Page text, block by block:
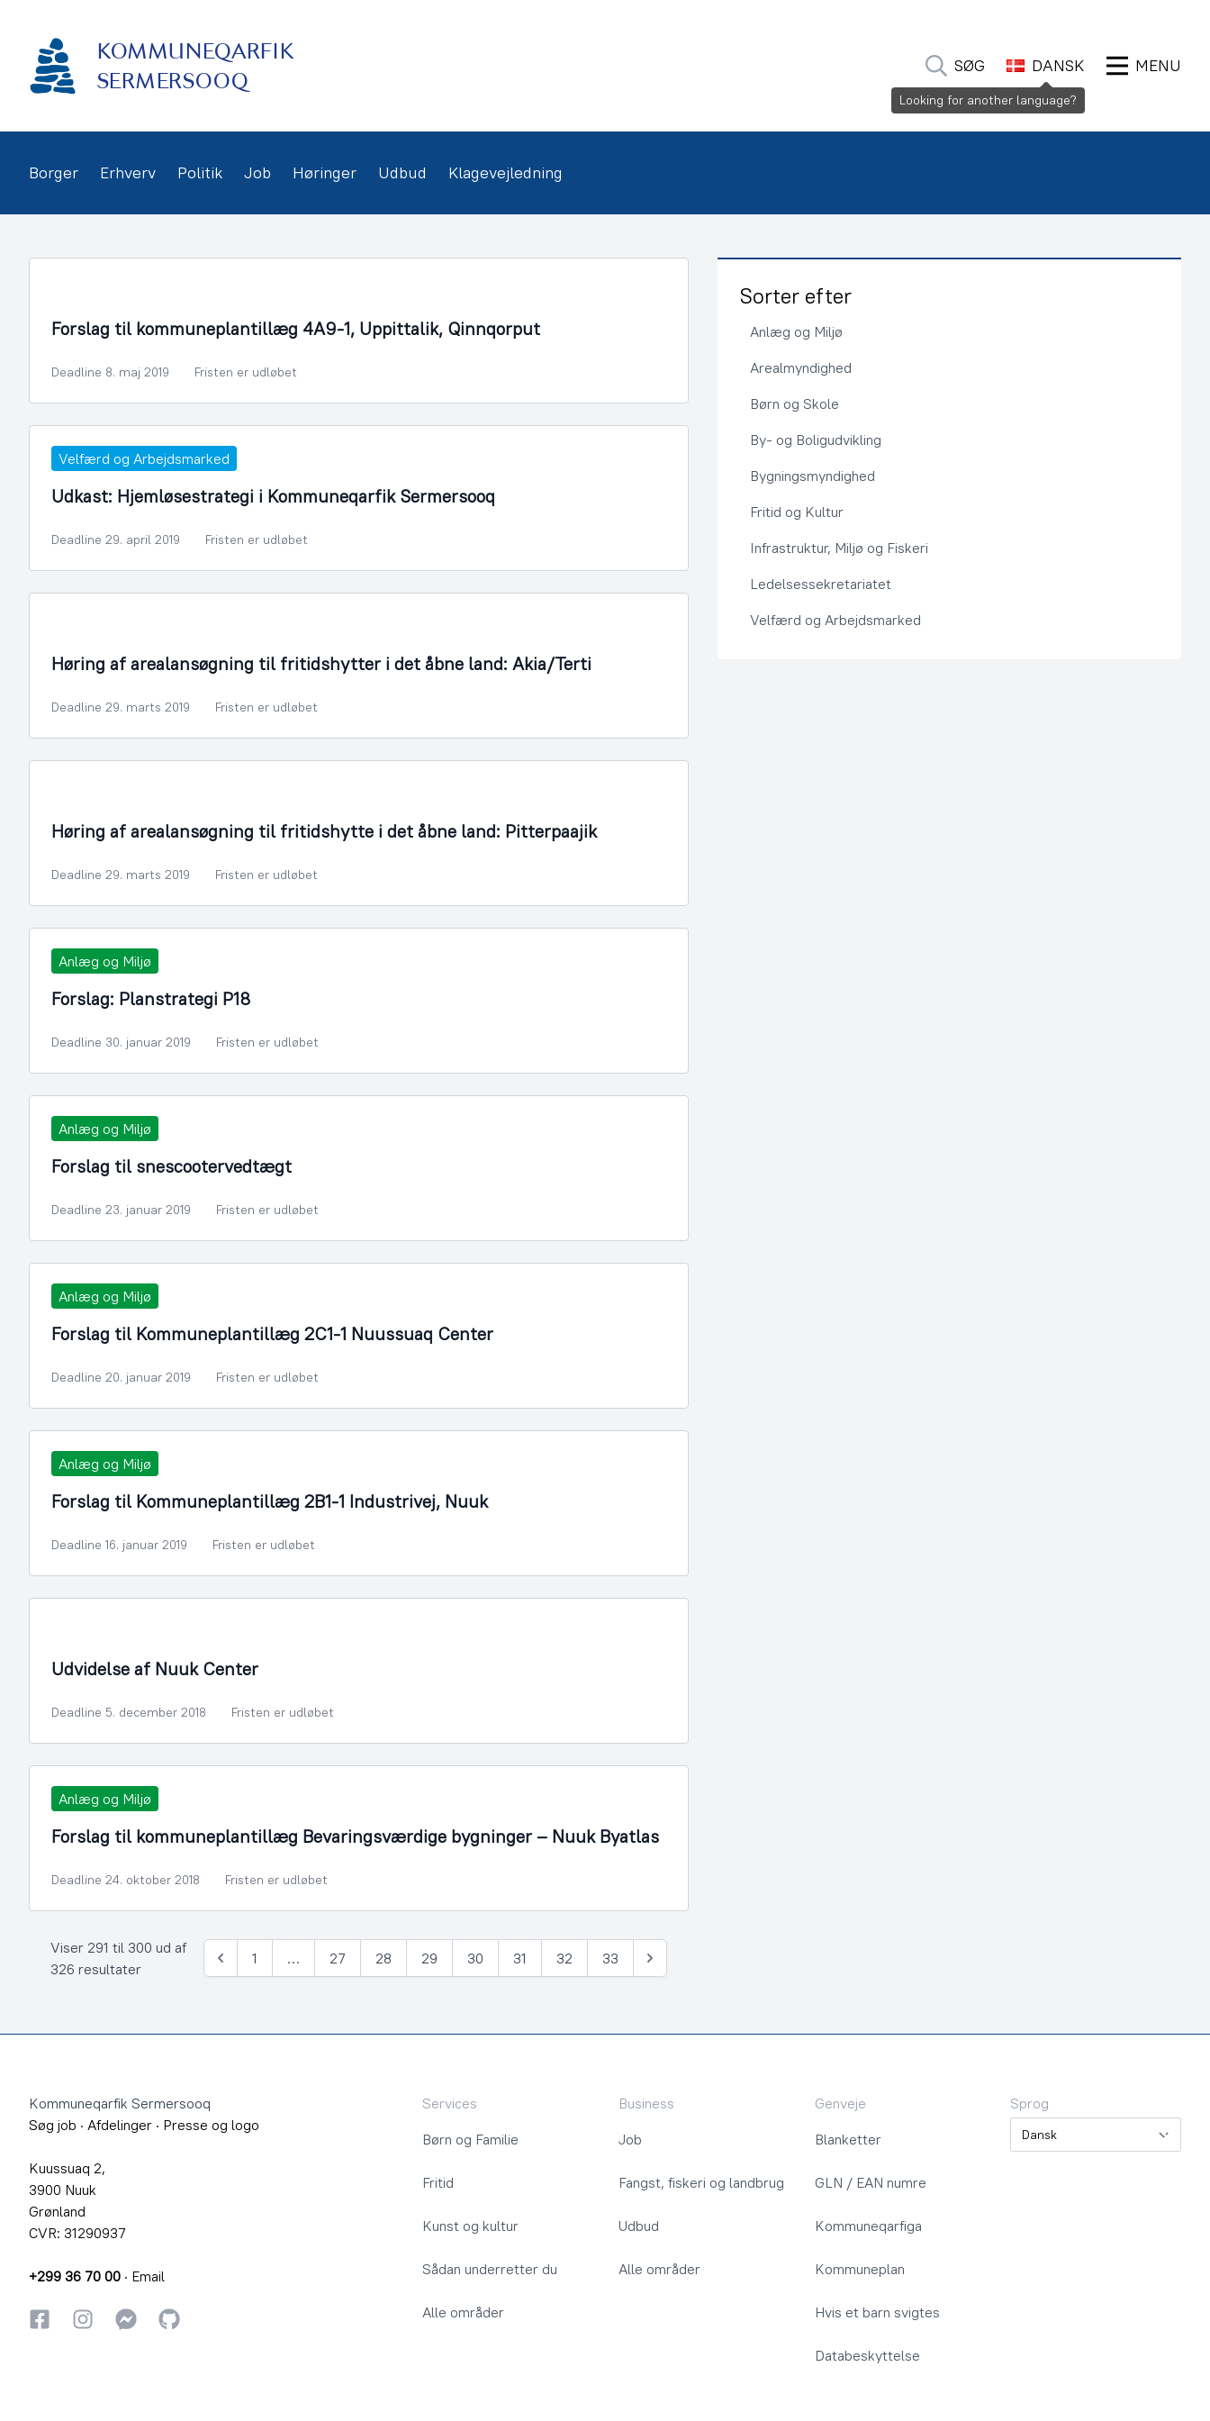
indhold
KOMMUNEQARFIK
SERMERSOOQ
SØG DANSK MENU
Borger Erhverv Politik Job Høringer Udbud Klagevejledning
Forslag til kommuneplantillæg 4A9-1, Uppittalik, Qinnqorput
Deadline 8. maj 2019 Fristen er udløbet
Velfærd og Arbejdsmarked
Udkast: Hjemløsestrategi i Kommuneqarfik Sermersooq
Deadline 29. april 2019 Fristen er udløbet
Høring af arealansøgning til fritidshytter i det åbne land: Akia/Terti
Deadline 29. marts 2019 Fristen er udløbet
Høring af arealansøgning til fritidshytte i det åbne land: Pitterpaajik
Deadline 29. marts 2019 Fristen er udløbet
Anlæg og Miljø
Forslag: Planstrategi P18
Deadline 30. januar 2019 Fristen er udløbet
Anlæg og Miljø
Forslag til snescootervedtægt
Deadline 23. januar 2019 Fristen er udløbet
Anlæg og Miljø
Forslag til Kommuneplantillæg 2C1-1 Nuussuaq Center
Deadline 20. januar 2019 Fristen er udløbet
Anlæg og Miljø
Forslag til Kommuneplantillæg 2B1-1 Industrivej, Nuuk
Deadline 16. januar 2019 Fristen er udløbet
Udvidelse af Nuuk Center
Deadline 5. december 2018 Fristen er udløbet
Anlæg og Miljø
Forslag til kommuneplantillæg Bevaringsværdige bygninger – Nuuk Byatlas
Deadline 24. oktober 2018 Fristen er udløbet
Viser 291 til 300 ud af
326 resultater
Forrige
1 … 27 28 29 30 31 32 33
Næste
Sorter efter
Anlæg og Miljø
Arealmyndighed
Børn og Skole
By- og Boligudvikling
Bygningsmyndighed
Fritid og Kultur
Infrastruktur, Miljø og Fiskeri
Ledelsessekretariatet
Velfærd og Arbejdsmarked
Kommuneqarfik Sermersooq
Søg job · Afdelinger · Presse og logo
Kuussuaq 2,
3900 Nuuk
Grønland
CVR: 31290937
+299 36 70 00 · Email
FacebookInstagramInstagram
GitHub
Services
Børn og Familie
Fritid
Kunst og kultur
Sådan underretter du
Alle områder
Business
Job
Fangst, fiskeri og landbrug
Udbud
Alle områder
Genveje
Blanketter
GLN / EAN numre
Kommuneqarfiga
Kommuneplan
Hvis et barn svigtes
Databeskyttelse
Sprog
Sprog
Looking for another language?